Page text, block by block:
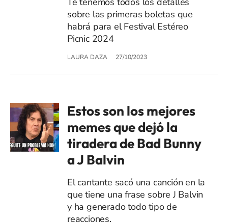
sobre las primeras boletas que
habrá para el Festival Estéreo
Picnic 2024
LAURA DAZA 27/10/2023
Estos son los mejores
memes que dejó la
tiradera de Bad Bunny
a J Balvin
El cantante sacó una canción en la
que tiene una frase sobre J Balvin
y ha generado todo tipo de
reacciones.